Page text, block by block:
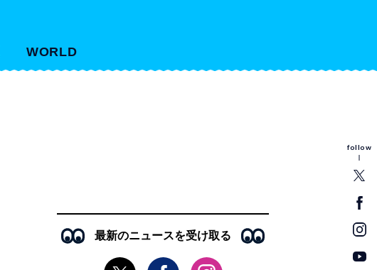
WORLD
follow
最新のニュースを受け取る